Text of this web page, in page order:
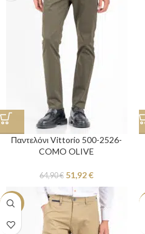
Παντελόνι Vittorio 500-2526-
COMO OLIVE
64,90€ 51,92€
-20%